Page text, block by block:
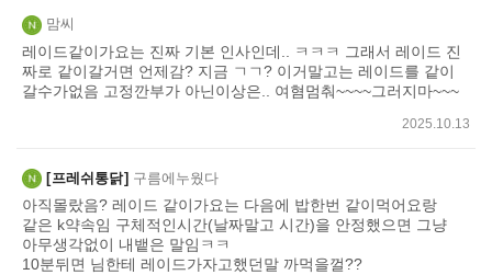
쓰
기
맘씨
레이드같이가요는 진짜 기본 인사인데.. ㅋㅋㅋ 그래서 레이드 진
짜로 같이갈거면 언제감? 지금 ㄱㄱ? 이거말고는 레이드를 같이
갈수가없음 고정깐부가 아닌이상은.. 여혐멈춰~~~~그러지마~~~
2025.10.13
프레쉬통닭 구름에누웠다
아직몰랐음? 레이드 같이가요는 다음에 밥한번 같이먹어요랑
같은 k약속임 구체적인시간(날짜말고 시간)을 안정했으면 그냥
아무생각없이 내뱉은 말임ㅋㅋ
10분뒤면 님한테 레이드가자고했던말 까먹을껄??